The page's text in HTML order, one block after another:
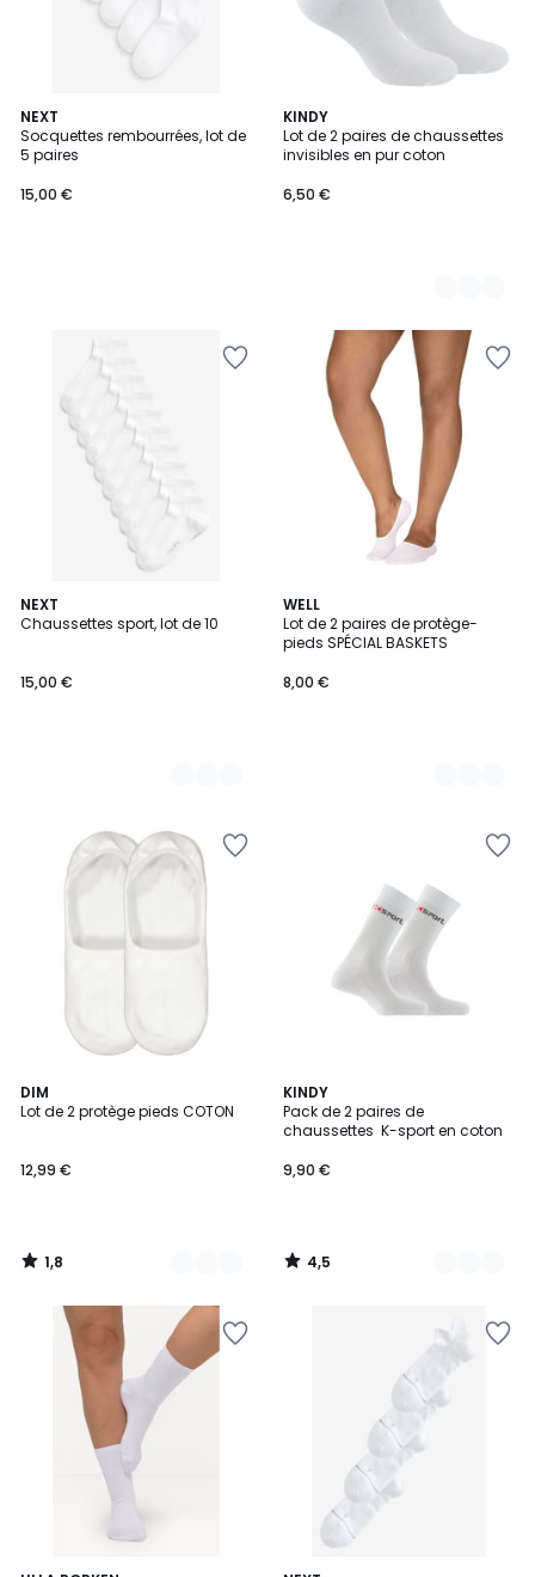
NEXT
Socquettes rembourrées, lot de
5 paires
15,00 €
KINDY
Lot de 2 paires de chaussettes
invisibles en pur coton
6,50 €
3
Couleurs
NEXT
Chaussettes sport, lot de 10
15,00 €
2
Couleurs
WELL
Lot de 2 paires de protège-
pieds SPÉCIAL BASKETS
8,00 €
2
Couleurs
DIM
Lot de 2 protège pieds COTON
12,99 €
1,8
/
2
Couleurs
1,8
/
KINDY
Pack de 2 paires de
chaussettes K-sport en coton
9,90 €
4,5
/ 5
3
Couleurs
4,5
/